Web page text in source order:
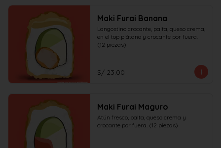
Maki Furai Banana
Langostino crocante, palta, queso crema,
en el top plátano y crocante por fuera.
(12 piezas)
S/ 23.00
Maki Furai Maguro
Atún fresco, palta, queso crema y
crocante por fuera. (12 piezas)